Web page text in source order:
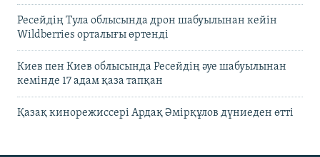
Ресейдің Тула облысында дрон шабуылынан кейін
Wildberries орталығы өртенді
Киев пен Киев облысында Ресейдің әуе шабуылынан
кемінде 17 адам қаза тапқан
Қазақ кинорежиссері Ардақ Әмірқұлов дүниеден өтті